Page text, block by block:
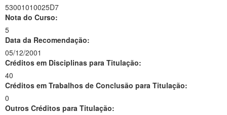
53001010025D7
Nota do Curso:
5
Data da Recomendação:
05/12/2001
Créditos em Disciplinas para Titulação:
40
Créditos em Trabalhos de Conclusão para Titulação:
0
Outros Créditos para Titulação: